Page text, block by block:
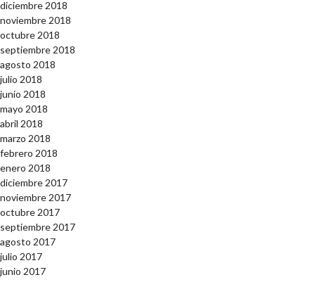
diciembre 2018
noviembre 2018
octubre 2018
septiembre 2018
agosto 2018
julio 2018
junio 2018
mayo 2018
abril 2018
marzo 2018
febrero 2018
enero 2018
diciembre 2017
noviembre 2017
octubre 2017
septiembre 2017
agosto 2017
julio 2017
junio 2017